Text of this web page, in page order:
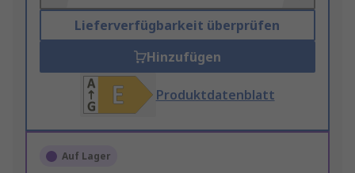
Lieferverfügbarkeit überprüfen
Hinzufügen
Produktdatenblatt
Auf Lager